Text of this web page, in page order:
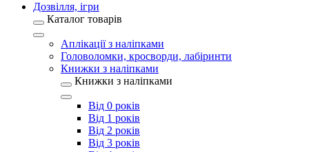
Дозвілля, ігри
Каталог товарів
Аплікації з наліпками
Головоломки, кросворди, лабіринти
Книжки з наліпками
Книжки з наліпками
Від 0 років
Від 1 років
Від 2 років
Від 3 років